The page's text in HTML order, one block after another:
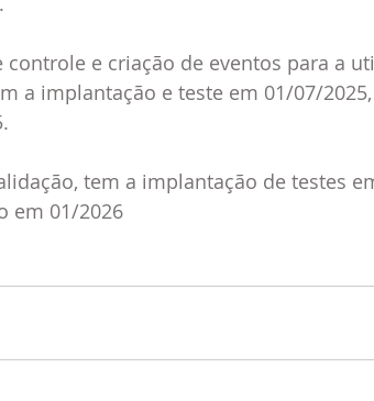
e criação de eventos para a
a implantação e teste em 01/07/
tem a implantação de testes
em 01/2026